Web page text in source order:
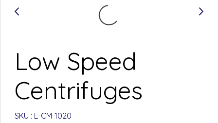
Low Speed
Centrifuges
SKU : L-CM-1020